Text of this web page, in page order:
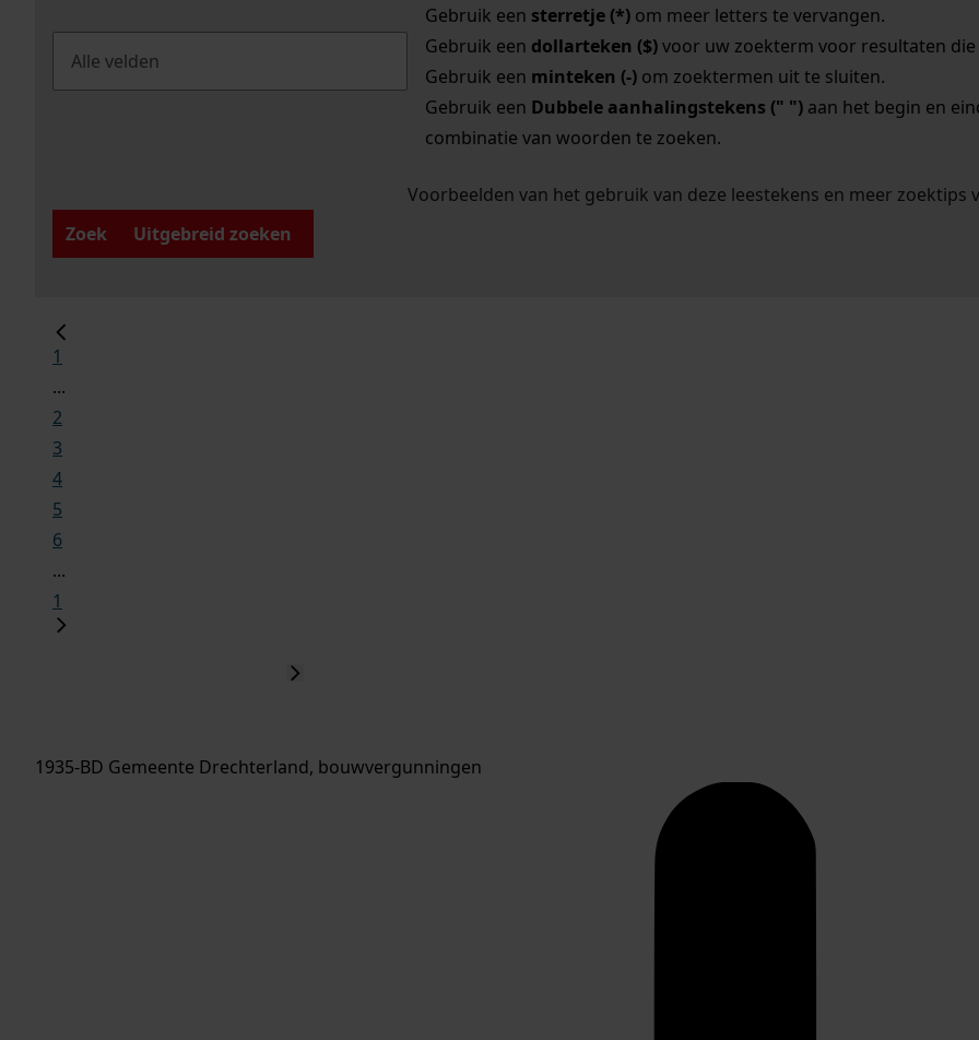
Gebruik een sterretje (*)om meer letters te vervangen.
Gebruik een dollarteken ($)voor uw zoekterm voor resultaten die
Gebruik een minteken (-)om zoektermen uit te sluiten.
Gebruik een Dubbele aanhalingstekens (" ")aan het begin en
combinatie van woorden te zoeken.
Voorbeelden van het gebruik van deze leestekens en meer zoektips
Zoek
Uitgebreid zoeken
1
...
2
3
4
5
6
...
1
1935-BD Gemeente Drechterland, bouwvergunningen